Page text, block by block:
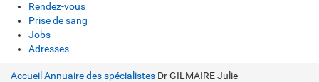
Rendez-vous
Prise de sang
Jobs
Adresses
Accueil Annuaire des spécialistes Dr GILMAIRE Julie